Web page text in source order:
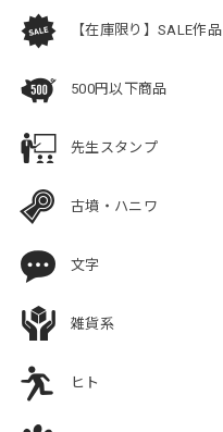
【在庫限り】SALE作品
500円以下商品
先生スタンプ
古墳・ハニワ
文字
雑貨系
ヒト